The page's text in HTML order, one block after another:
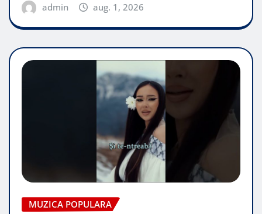
admin aug. 1, 2026
MUZICA POPULARA